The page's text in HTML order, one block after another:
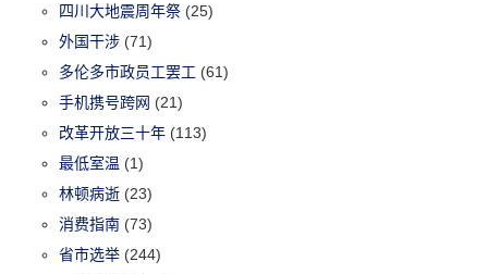
四川大地震周年祭 (25)
外国干涉 (71)
多伦多市政员工罢工 (61)
手机携号跨网 (21)
改革开放三十年 (113)
最低室温 (1)
林顿病逝 (23)
消费指南 (73)
省市选举 (244)